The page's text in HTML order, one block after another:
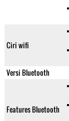
Ciri wifi
Versi Bluetooth
Features Bluetooth